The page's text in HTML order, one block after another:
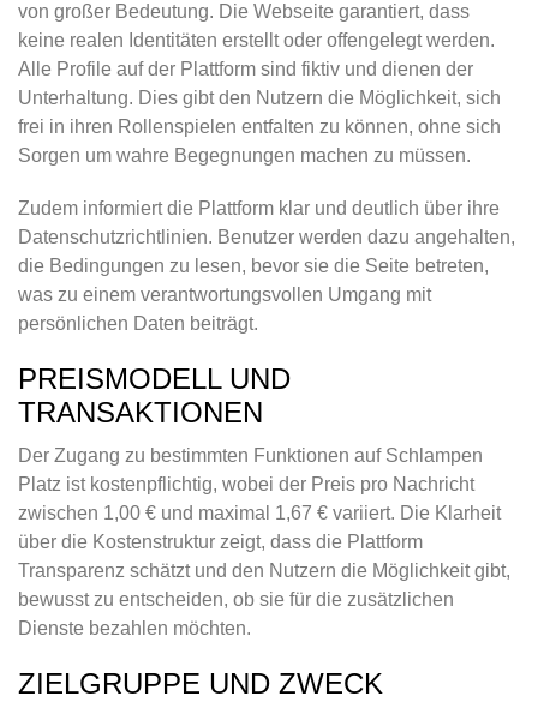
von großer Bedeutung. Die Webseite garantiert, dass
keine realen Identitäten erstellt oder offengelegt werden.
Alle Profile auf der Plattform sind fiktiv und dienen der
Unterhaltung. Dies gibt den Nutzern die Möglichkeit, sich
frei in ihren Rollenspielen entfalten zu können, ohne sich
Sorgen um wahre Begegnungen machen zu müssen.
Zudem informiert die Plattform klar und deutlich über ihre
Datenschutzrichtlinien. Benutzer werden dazu angehalten,
die Bedingungen zu lesen, bevor sie die Seite betreten,
was zu einem verantwortungsvollen Umgang mit
persönlichen Daten beiträgt.
PREISMODELL UND
TRANSAKTIONEN
Der Zugang zu bestimmten Funktionen auf Schlampen
Platz ist kostenpflichtig, wobei der Preis pro Nachricht
zwischen 1,00 € und maximal 1,67 € variiert. Die Klarheit
über die Kostenstruktur zeigt, dass die Plattform
Transparenz schätzt und den Nutzern die Möglichkeit gibt,
bewusst zu entscheiden, ob sie für die zusätzlichen
Dienste bezahlen möchten.
ZIELGRUPPE UND ZWECK